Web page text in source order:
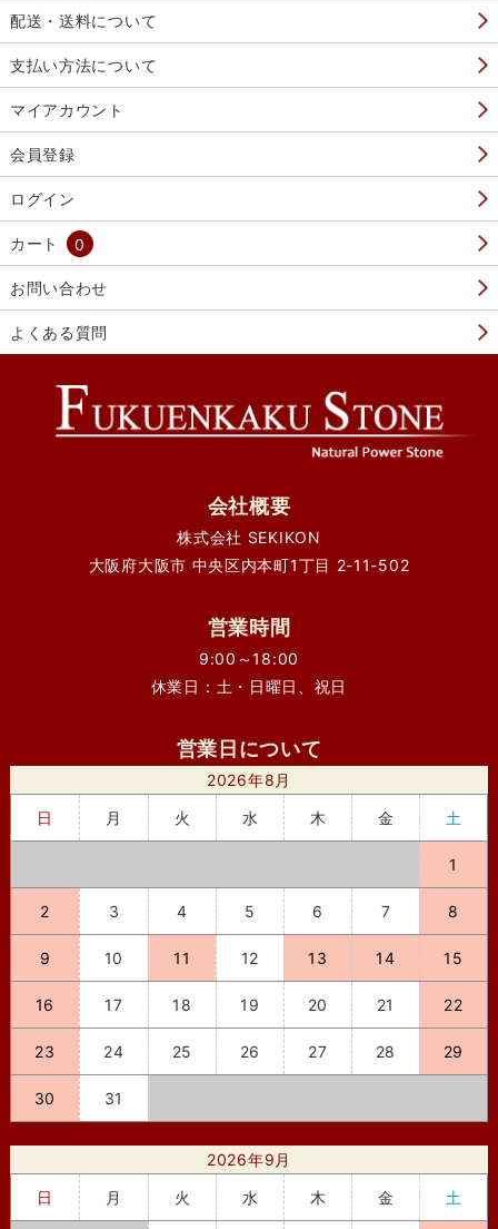
配送・送料について
支払い方法について
マイアカウント
会員登録
ログイン
カート 0
お問い合わせ
よくある質問
会社概要
株式会社 SEKIKON
大阪府大阪市 中央区内本町1丁目 2-11-502
営業時間
9:00～18:00
休業日：土・日曜日、祝日
営業日について
2026年8月
日
月 火 水 木 金 土
1
2 3 4 5 6 7 8
9 10 11 12 13 14 15
16 17 18 19 20 21 22
23 24 25 26 27 28 29
30 31
2026年9月
日
月 火 水 木 金 土